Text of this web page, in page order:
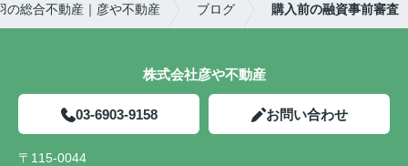
の総合不動産｜彦や不動産 ブログ 購入前の融資事前審査
株式会社彦や不動産
03-6903-9158 お問い合わせ
〒115-0044